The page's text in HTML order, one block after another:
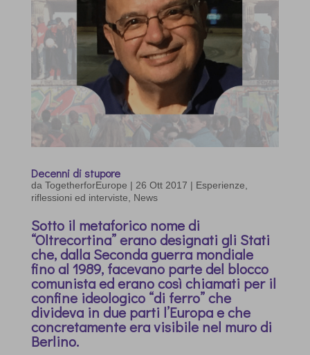
Decenni di stupore
da TogetherforEurope | 26 Ott 2017 | Esperienze,
riflessioni ed interviste
News
Sotto il metaforico nome di
“Oltrecortina” erano designati gli Stati
che, dalla Seconda guerra mondiale
fino al 1989, facevano parte del blocco
comunista ed erano così chiamati per il
confine ideologico “di ferro” che
divideva in due parti l’Europa e che
concretamente era visibile nel muro di
Berlino.